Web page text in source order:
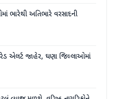
ભારેથી અતિભારે વરસાદની
એલર્ટ જાહેર, ઘણા જિલ્લાઓમાં